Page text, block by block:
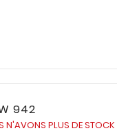
942
N'AVONS PLUS DE STOCK